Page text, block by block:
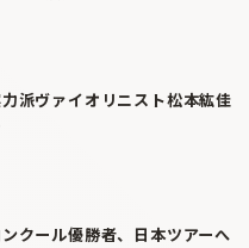
派ヴァイオリニスト松本紘佳
クール優勝者、日本ツアーへ